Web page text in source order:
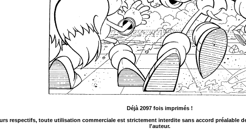
Déjà 2097 fois imprimés !
respectifs, toute utilisation commerciale est strictement interdite sans accord préalable
l'auteur.